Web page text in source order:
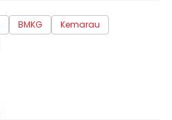
BMKG
Kemarau